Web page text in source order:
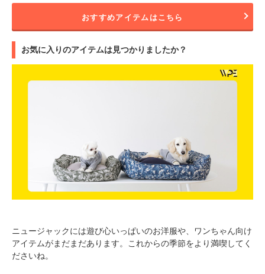
おすすめアイテムはこちら
お気に入りのアイテムは見つかりましたか？
ニュージャックには遊び心いっぱいのお洋服や、ワンちゃん向け
アイテムがまだまだあります。これからの季節をより満喫してく
ださいね。